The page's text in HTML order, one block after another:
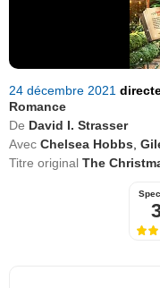
24 décembre 2021
Romance
De David I. Strasser
Avec Chelsea Hobbs
Titre original The